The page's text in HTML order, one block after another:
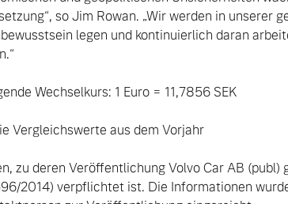
so Jim Rowan. „Wir werden in unserer
legen und kontinuierlich daran
Wechselkurs: 1 Euro = 11,7856 SEK
Vergleichswerte aus dem Vorjahr
zu deren Veröffentlichung Volvo Car AB (publ)
2014) verpflichtet ist. Die Informationen